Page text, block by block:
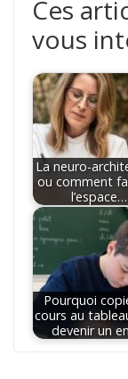
Ces
vous
La neuro-
ou comment
l’espace…
Pourquoi
cours au
devenir un